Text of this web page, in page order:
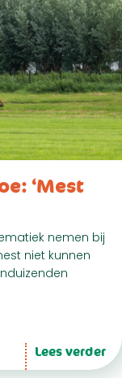
‘Mest
nemen bij
niet kunnen
Lees verder